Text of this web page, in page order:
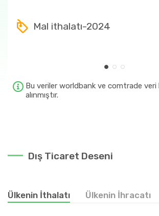
27
Mal ithalatı-2024
Bu veriler worldbank ve comtrade veri
alınmıştır.
Dış Ticaret Deseni
Ülkenin İthalatı Ülkenin İhracatı